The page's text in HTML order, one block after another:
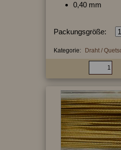
0,40 mm
Packungsgröße:
Kategorie: Draht /